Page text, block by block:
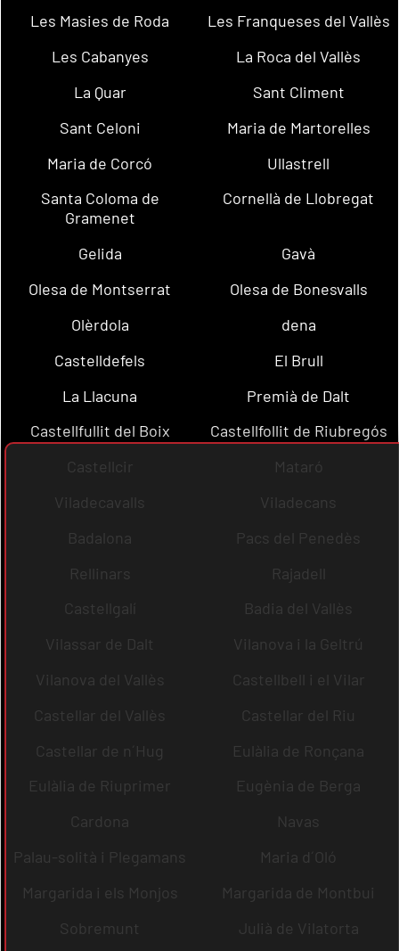
Les Masies de Roda
Les Franqueses del Vallès
Les Cabanyes
La Roca del Vallès
La Quar
Sant Climent
Sant Celoni
Maria de Martorelles
Maria de Corcó
Ullastrell
Santa Coloma de
Gramenet
Cornellà de Llobregat
Gelida
Gavà
Olesa de Montserrat
Olesa de Bonesvalls
Olèrdola
dena
Castelldefels
El Brull
La Llacuna
Premià de Dalt
Castellfullit del Boix
Castellfollit de Riubregós
Castellcir
Mataró
Viladecavalls
Viladecans
Badalona
Pacs del Penedès
Rellinars
Rajadell
Castellgalí
Badia del Vallès
Vilassar de Dalt
Vilanova i la Geltrú
Vilanova del Vallès
Castellbell i el Vilar
Castellar del Vallès
Castellar del Riu
Castellar de n´Hug
Eulàlia de Ronçana
Eulàlia de Riuprimer
Eugènia de Berga
Cardona
Navas
Palau-solità i Plegamans
Maria d´Oló
Margarida i els Monjos
Margarida de Montbui
Sobremunt
Julià de Vilatorta